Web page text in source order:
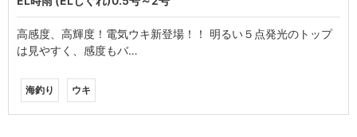
高感度、高輝度！電気ウキ新登場！！ 明るい５点発光のトップ
は見やすく、感度もバ…
海釣り ウキ